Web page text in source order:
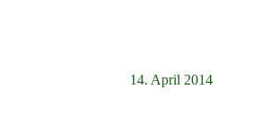
14. April 2014